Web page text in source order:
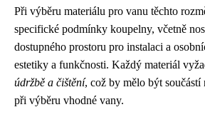
Při výběru materiálu pro vanu těchto
specifické podmínky koupelny, včetně
dostupného prostoru pro instalaci a
estetiky a funkčnosti. Každý materiál
údržbě a čištění, což by mělo být součástí
při výběru vhodné vany.